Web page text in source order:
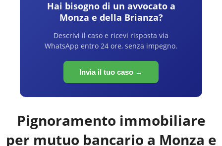
Hai bisogno di un avvocato a
Monza e della Brianza?
Descrivi il caso e ricevi risposta via
WhatsApp entro 24 ore, senza impegno.
Invia il tuo caso →
Pignoramento immobiliare
per mutuo bancario a Monza e